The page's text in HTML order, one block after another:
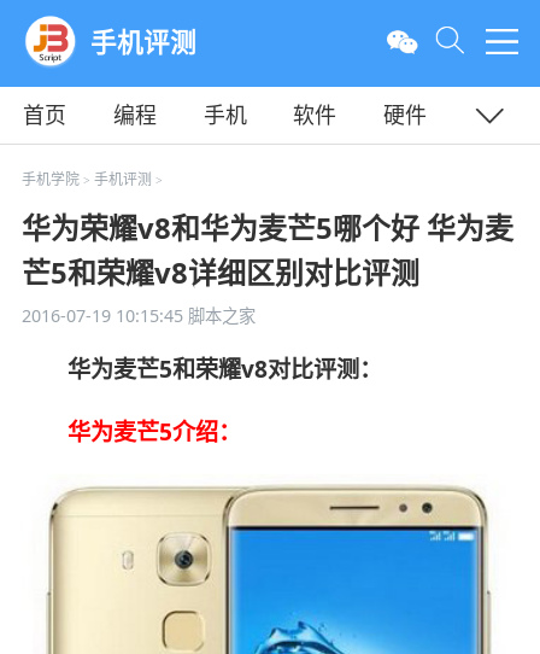
手机评测
首页 编程 手机 软件
硬件
教程
平面
手机学院> 手机评测 >
华为荣耀v8和华为麦芒5哪个好 华为麦
芒5和荣耀v8详细区别对比评测
2016-07-19 10:15:45脚本之家
华为麦芒5和荣耀v8对比评测：
华为麦芒5介绍：